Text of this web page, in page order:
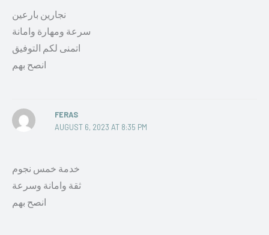
نجارين بارعين
سرعة ومهارة وامانة
اتمنى لكم التوفيق
انصح بهم
FERAS
AUGUST 6, 2023 AT 8:35 PM
خدمة خمس نجوم
ثقة وامانة وسرعة
انصح بهم